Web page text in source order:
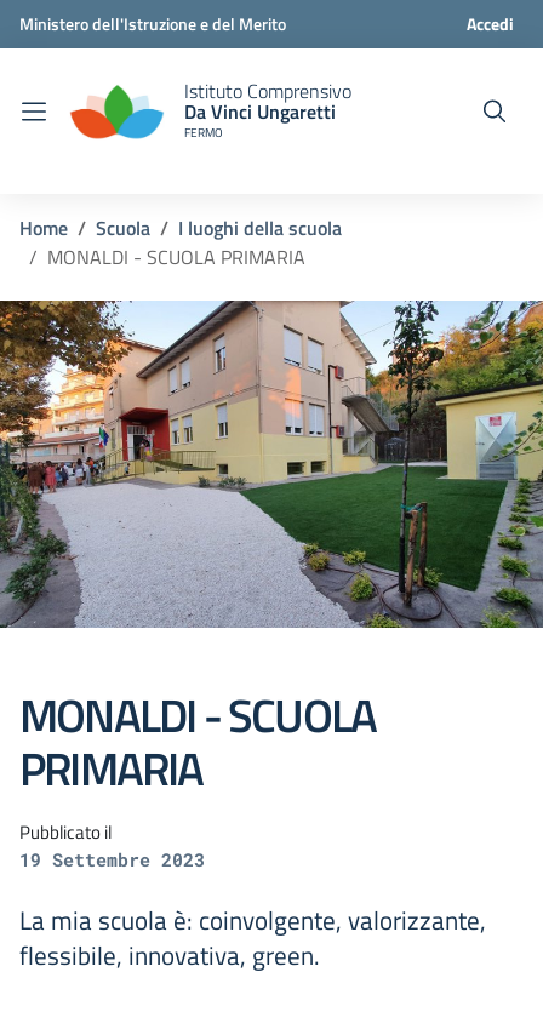
Ministero dell'Istruzione e del Merito Accedi
Istituto Comprensivo
Da Vinci Ungaretti
FERMO
Home Scuola
I luoghi della scuola
MONALDI - SCUOLA PRIMARIA
MONALDI - SCUOLA
PRIMARIA
Pubblicato il
19 Settembre 2023
La mia scuola è: coinvolgente, valorizzante,
flessibile, innovativa, green.